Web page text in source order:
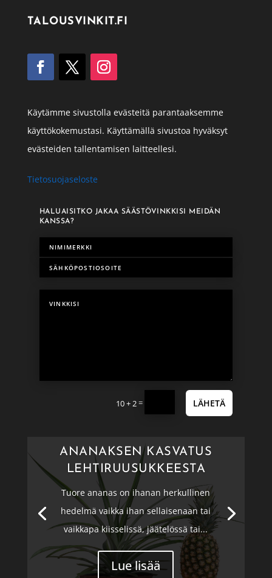
TALOUSVINKIT.FI
Käytämme sivustolla evästeitä parantaaksemme
käyttökokemustasi. Käyttämällä sivustoa hyväksyt
evästeiden tallentamisen laitteellesi.
Tietosuojaseloste
HALUAISITKO JAKAA SÄÄSTÖVINKKISI MEIDÄN
KANSSA?
10 + 2= LÄHETÄ
ANANAKSEN KASVATUS
LEHTIRUUSUKKEESTA
Tuore ananas on ihanan herkullinen
hedelmä vaikka ihan sellaisenaan tai
vaikkapa kiisselissä, jäätelössä tai...
Lue lisää